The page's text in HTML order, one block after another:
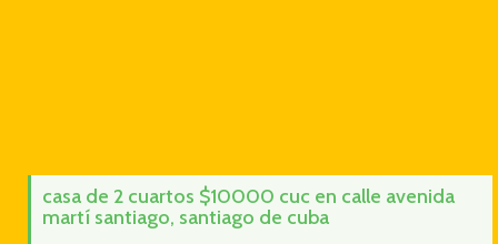
casa de 2 cuartos $10000 cuc en calle avenida
martí santiago, santiago de cuba